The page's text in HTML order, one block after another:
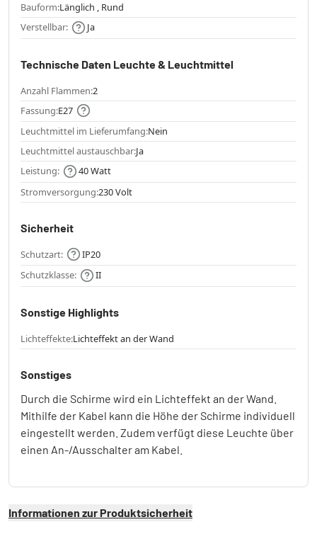
Bauform:Länglich , Rund
Verstellbar:
Ja
Technische Daten Leuchte & Leuchtmittel
Anzahl Flammen:2
Fassung:E27
Leuchtmittel im Lieferumfang:Nein
Leuchtmittel austauschbar:Ja
Leistung:
40 Watt
Stromversorgung:230 Volt
Sicherheit
Schutzart:
IP20
Schutzklasse:
II
Sonstige Highlights
Lichteffekte:Lichteffekt an der Wand
Sonstiges
Durch die Schirme wird ein Lichteffekt an der Wand.
Mithilfe der Kabel kann die Höhe der Schirme individuell
eingestellt werden. Zudem verfügt diese Leuchte über
einen An-/Ausschalter am Kabel.
Informationen zur Produktsicherheit